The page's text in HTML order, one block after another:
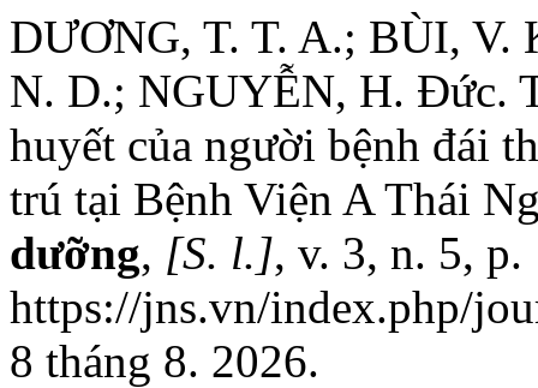
DƯƠNG, T. T. A.; BÙI, V.
N. D.; NGUYỄN, H. Đức.
huyết của người bệnh đái
trú tại Bệnh Viện A Thái
dưỡng, [S. l.], v. 3, n. 5,
https://jns.vn/index.php/
8 tháng 8. 2026.